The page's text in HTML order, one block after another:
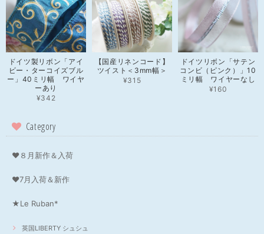
ドイツ製リボン「アイ
ビー・ターコイズブル
ー」40ミリ幅 ワイヤ
ーあり
¥342
【国産リネンコード】
ツイスト＜3mm幅＞
¥315
ドイツリボン「サテン
コンビ（ピンク）」10
ミリ幅 ワイヤーなし
¥160
Category
❤８月新作＆入荷
❤7月入荷＆新作
★Le Ruban*
英国LIBERTY シュシュ